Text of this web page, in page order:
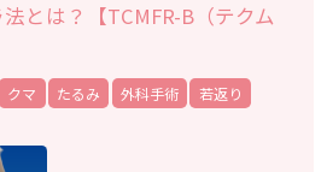
とは？【TCMFR-B（テクム
クマ たるみ 外科手術 若返り